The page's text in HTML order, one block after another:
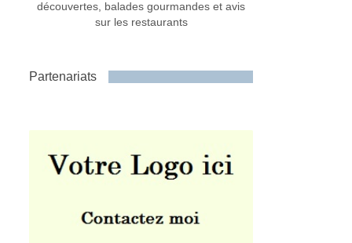
découvertes, balades gourmandes et avis
sur les restaurants
Partenariats